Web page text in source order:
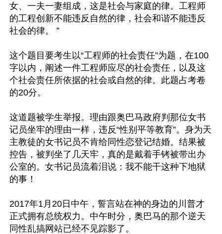
女、一夫一妻组成，这是社会与家庭的律。工程师
的工程创新不能违反自然的律，社会和谐不能违反
社会的律。 ”
这个题目要考生以“工程师的社会责任”为题，在100
字以内，阐述一件工程师应尽的社会责任，以及这
个社会责任所依据的社会或自然的律。此题占考卷
的20分。
这道题被学生举报。理由跟奥巴马政府判那位女书
记员坐牢的理由一样，违反“性别平等教育”。身为天
主教徒的女书记员不肯给同性恋登记结婚。结果被
控告，被判坐了几天牢，真的是戴着手铐被带出办
公室的。女书记员流着泪说：我不能干这种下地狱
的事！
2017年1月20日中午，誓言站在神的身边的川普才
正式拥有总统权力。中午时分，奥巴马的那个逆天
同性乱搞网站已经不见踪影了。